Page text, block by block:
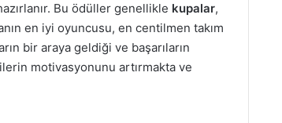
Bu ödüller genellikle kupalar,
en iyi oyuncusu, en centilmen takım
bir araya geldiği ve başarıların
motivasyonunu artırmakta ve